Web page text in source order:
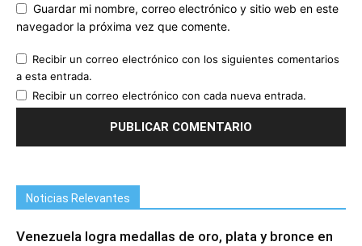
Guardar mi nombre, correo electrónico y sitio web en este
navegador la próxima vez que comente.
Recibir un correo electrónico con los siguientes comentarios
a esta entrada.
Recibir un correo electrónico con cada nueva entrada.
Noticias Relevantes
Venezuela logra medallas de oro, plata y bronce en